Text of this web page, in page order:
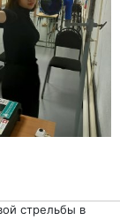
стрельбы в